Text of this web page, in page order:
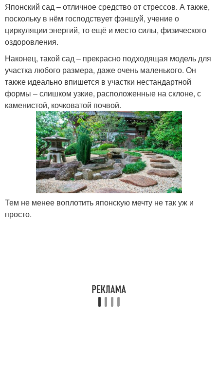
Японский сад – отличное средство от стрессов. А также,
поскольку в нём господствует фэншуй, учение о
циркуляции энергий, то ещё и место силы, физического
оздоровления.
Наконец, такой сад – прекрасно подходящая модель для
участка любого размера, даже очень маленького. Он
также идеально впишется в участки нестандартной
формы – слишком узкие, расположенные на склоне, с
каменистой, кочковатой почвой.
Тем не менее воплотить японскую мечту не так уж и
просто.